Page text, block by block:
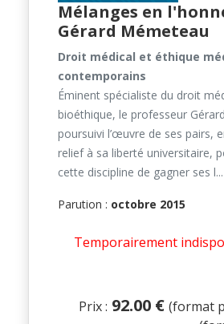
Mélanges en
Gérard Mémeteau
Droit médical et éthique
contemporains
Éminent spécialiste du droit
bioéthique, le professeur
poursuivi l’œuvre de ses pairs,
relief à sa liberté universitaire,
cette discipline de gagner ses l...
Parution : octobre 2015
Temporairement
Prix : 92.00 € (format